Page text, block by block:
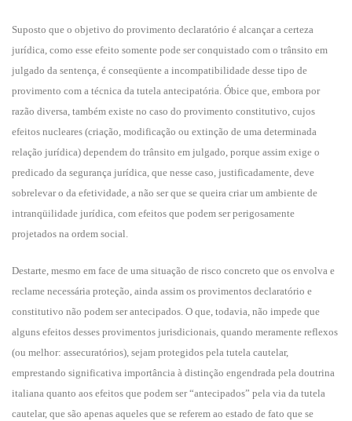
Suposto que o objetivo do provimento declaratório é alcançar a certeza
jurídica, como esse efeito somente pode ser conquistado com o trânsito em
julgado da sentença, é conseqüente a incompatibilidade desse tipo de
provimento com a técnica da tutela antecipatória. Óbice que, embora por
razão diversa, também existe no caso do provimento constitutivo, cujos
efeitos nucleares (criação, modificação ou extinção de uma determinada
relação jurídica) dependem do trânsito em julgado, porque assim exige o
predicado da segurança jurídica, que nesse caso, justificadamente, deve
sobrelevar o da efetividade, a não ser que se queira criar um ambiente de
intranqüilidade jurídica, com efeitos que podem ser perigosamente
projetados na ordem social.
Destarte, mesmo em face de uma situação de risco concreto que os envolva e
reclame necessária proteção, ainda assim os provimentos declaratório e
constitutivo não podem ser antecipados. O que, todavia, não impede que
alguns efeitos desses provimentos jurisdicionais, quando meramente reflexos
(ou melhor: assecuratórios), sejam protegidos pela tutela cautelar,
emprestando significativa importância à distinção engendrada pela doutrina
italiana quanto aos efeitos que podem ser “antecipados” pela via da tutela
cautelar, que são apenas aqueles que se referem ao estado de fato que se